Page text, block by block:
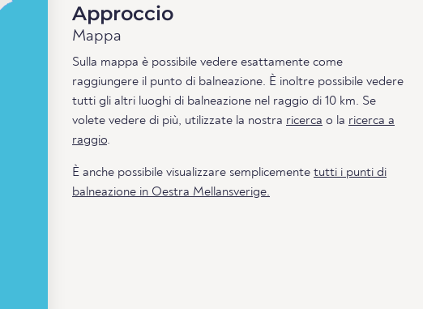
Approccio
Mappa
Sulla mappa è possibile vedere esattamente come
raggiungere il punto di balneazione. È inoltre possibile vedere
tutti gli altri luoghi di balneazione nel raggio di 10 km. Se
volete vedere di più, utilizzate la nostra ricerca o la ricerca a
raggio.
È anche possibile visualizzare semplicemente tutti i punti di
balneazione in Oestra Mellansverige.